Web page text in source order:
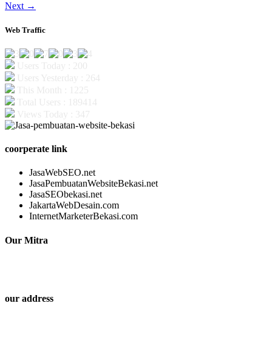
Next →
Web Traffic
coorperate link
JasaWebSEO.net
JasaPembuatanWebsiteBekasi.net
JasaSEObekasi.net
JakartaWebDesain.com
InternetMarketerBekasi.com
Our Mitra
our address